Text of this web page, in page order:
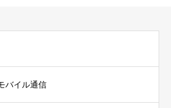
バイル通信